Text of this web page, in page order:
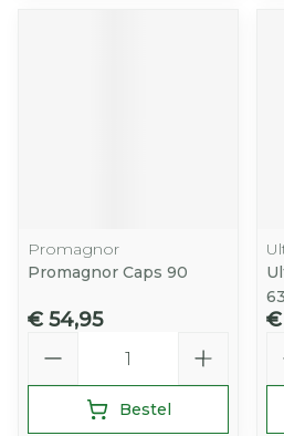
Promagnor
Promagnor Caps 90
€ 54,95
Bestel
€